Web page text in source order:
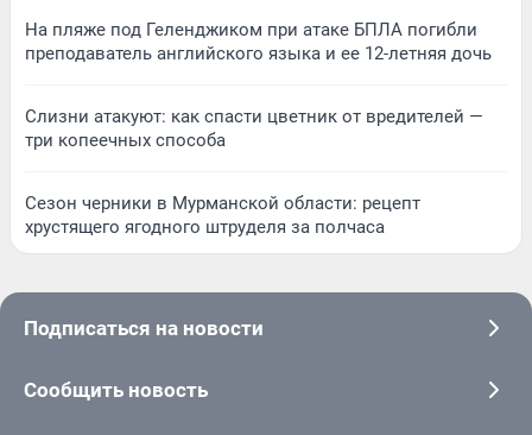
На пляже под Геленджиком при атаке БПЛА погибли
преподаватель английского языка и ее 12-летняя дочь
Слизни атакуют: как спасти цветник от вредителей —
три копеечных способа
Сезон черники в Мурманской области: рецепт
хрустящего ягодного штруделя за полчаса
Подписаться на новости
Сообщить новость